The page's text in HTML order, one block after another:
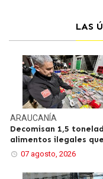
LAS
ARAUCANÍA
Decomisan 1,5
alimentos ilegales
07 agosto, 2026